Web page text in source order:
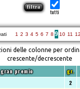
tutti
1 2 3 4 5 6 7 8 9 10 11 12
delle colonne per
crescente/decrescente
gran premio gr.
2